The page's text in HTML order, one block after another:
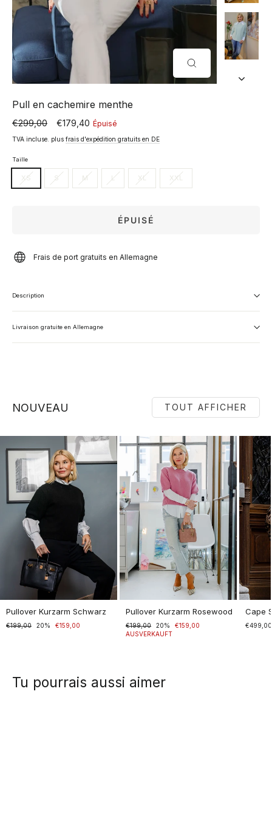
FERMER
(ESC)
Pull en cachemire menthe
Prix
normal
€299,00
Prix
spécial
€179,40 Épuisé
TVA incluse. plus frais d'expédition gratuits en DE
Taille
XS S M L XL XXL
ÉPUISÉ
Frais de port gratuits en Allemagne
Description
Livraison gratuite en Allemagne
NOUVEAU TOUT AFFICHER
Pullover Kurzarm Schwarz
Normaler
€199,00
Sonderpreis20% €159,00
Pullover Kurzarm Rosewood
Normaler
Preis
€199,00
Sonderpreis20%
€159,00
AUSVERKAUFT
Cape
€499,00
Tu pourrais aussi aimer